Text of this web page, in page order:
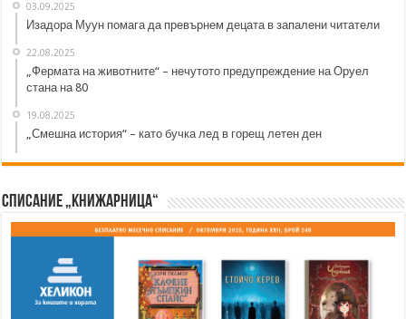
03.09.2025
Изадора Муун помага да превърнем децата в запалени читатели
22.08.2025
„Фермата на животните“ – нечутото предупреждение на Оруел
стана на 80
19.08.2025
„Смешна история“ – като бучка лед в горещ летен ден
Списание „Книжарница“